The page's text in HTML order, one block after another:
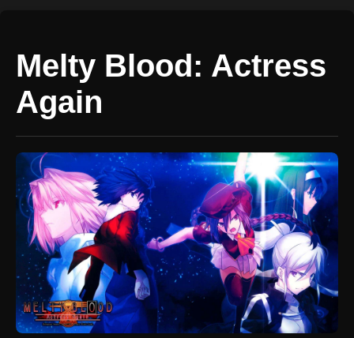
Melty Blood: Actress
Again